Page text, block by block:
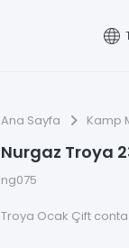
Ana Sayfa Kamp
Nurgaz Troya
ng075
Troya Ocak Çift